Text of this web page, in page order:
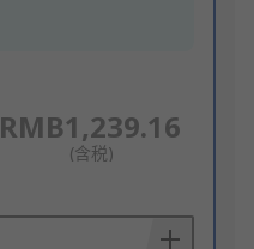
RMB1,239.16
(含税)